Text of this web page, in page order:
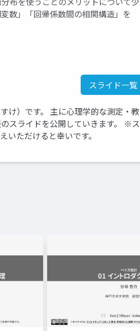
数」「回帰係数間の相関構造」を
スライド一覧
け）です。 主に心理学的な測定・教
スライドを公開していきます。 ※ス
いただけると幸いです。